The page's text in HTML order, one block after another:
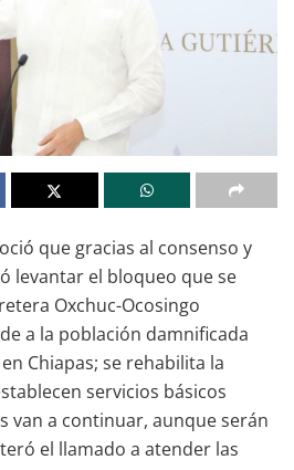
que gracias al consenso y
levantar el bloqueo que se
Oxchuc-Ocosingo
a la población damnificada
Chiapas; se rehabilita la
servicios básicos
van a continuar, aunque serán
el llamado a atender las